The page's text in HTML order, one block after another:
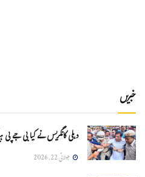
خبریں
دہلی کانگریس نے کیا بی جے پی
جولائی 22, 2026